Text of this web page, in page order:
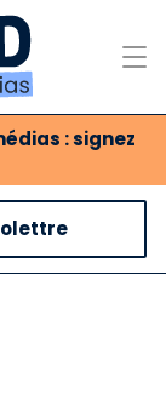
: signez